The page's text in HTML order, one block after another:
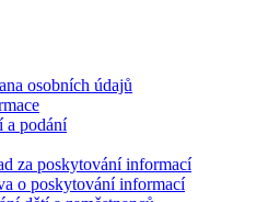
osobních údajů
a podání
za poskytování informací
o poskytování informací